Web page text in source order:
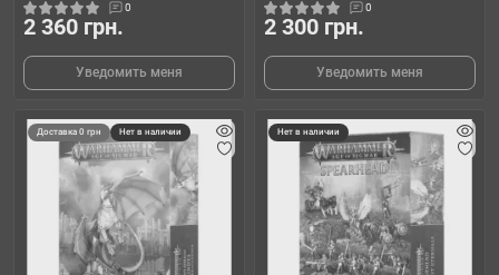
0
2 360 грн.
Уведомить меня
0
2 300 грн.
Уведомить меня
Доставка 0 грн Нет в наличии Нет в наличии